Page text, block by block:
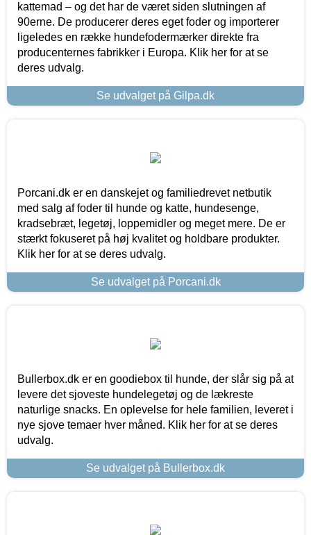
kattemad – og det har de været siden slutningen af
90erne. De producerer deres eget foder og importerer
ligeledes en række hundefodermærker direkte fra
producenternes fabrikker i Europa. Klik her for at se
deres udvalg.
Se udvalget på Gilpa.dk
Porcani.dk er en danskejet og familiedrevet netbutik
med salg af foder til hunde og katte, hundesenge,
kradsebræt, legetøj, loppemidler og meget mere. De er
stærkt fokuseret på høj kvalitet og holdbare produkter.
Klik her for at se deres udvalg.
Se udvalget på Porcani.dk
Bullerbox.dk er en goodiebox til hunde, der slår sig på at
levere det sjoveste hundelegetøj og de lækreste
naturlige snacks. En oplevelse for hele familien, leveret i
nye sjove temaer hver måned. Klik her for at se deres
udvalg.
Se udvalget på Bullerbox.dk